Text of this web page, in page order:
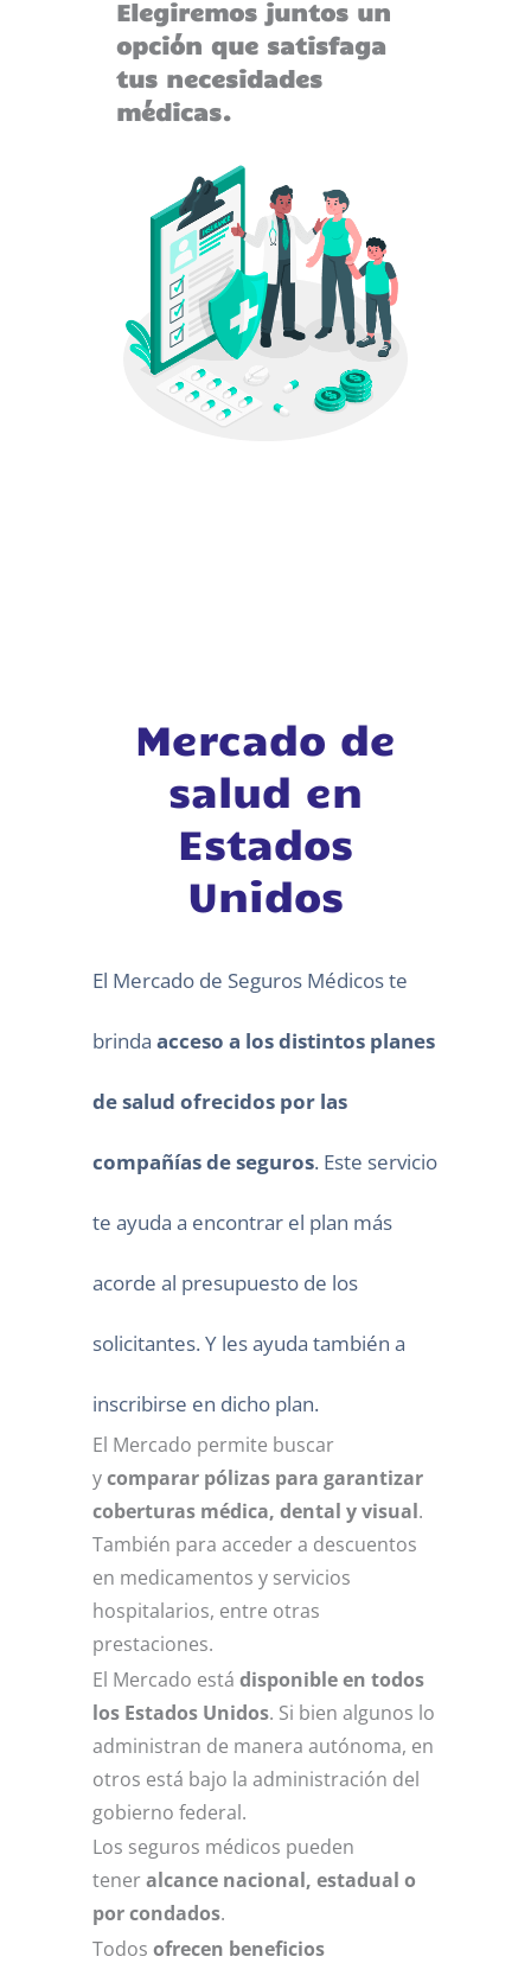
Elegiremos juntos un
opción que satisfaga
tus necesidades
médicas.
Mercado de
salud en
Estados
Unidos
El Mercado de Seguros Médicos te
brindaacceso a los distintos planes
de salud ofrecidos por las
compañías de seguros. Este servicio
te ayuda a encontrar el plan más
acorde al presupuesto de los
solicitantes. Y les ayuda también a
inscribirse en dicho plan.
El Mercado permite buscar
ycomparar pólizas para garantizar
coberturas médica, dental y visual.
También para acceder a descuentos
en medicamentos y servicios
hospitalarios, entre otras
prestaciones.
El Mercado estádisponible en todos
los Estados Unidos. Si bien algunos lo
administran de manera autónoma, en
otros está bajo la administración del
gobierno federal.
Los seguros médicos pueden
teneralcance nacional, estadual o
por condados.
Todosofrecen beneficios